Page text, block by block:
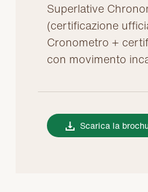
Superlative
(certificazione
Cronometro +
con movimento
Scarica la